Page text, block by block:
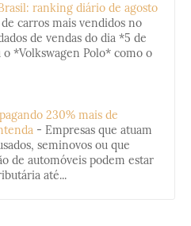
ranking diário de agosto
carros mais vendidos no
de vendas do dia *5 de
*Volkswagen Polo* como o
230% mais de
- Empresas que atuam
seminovos ou que
de automóveis podem estar
até...